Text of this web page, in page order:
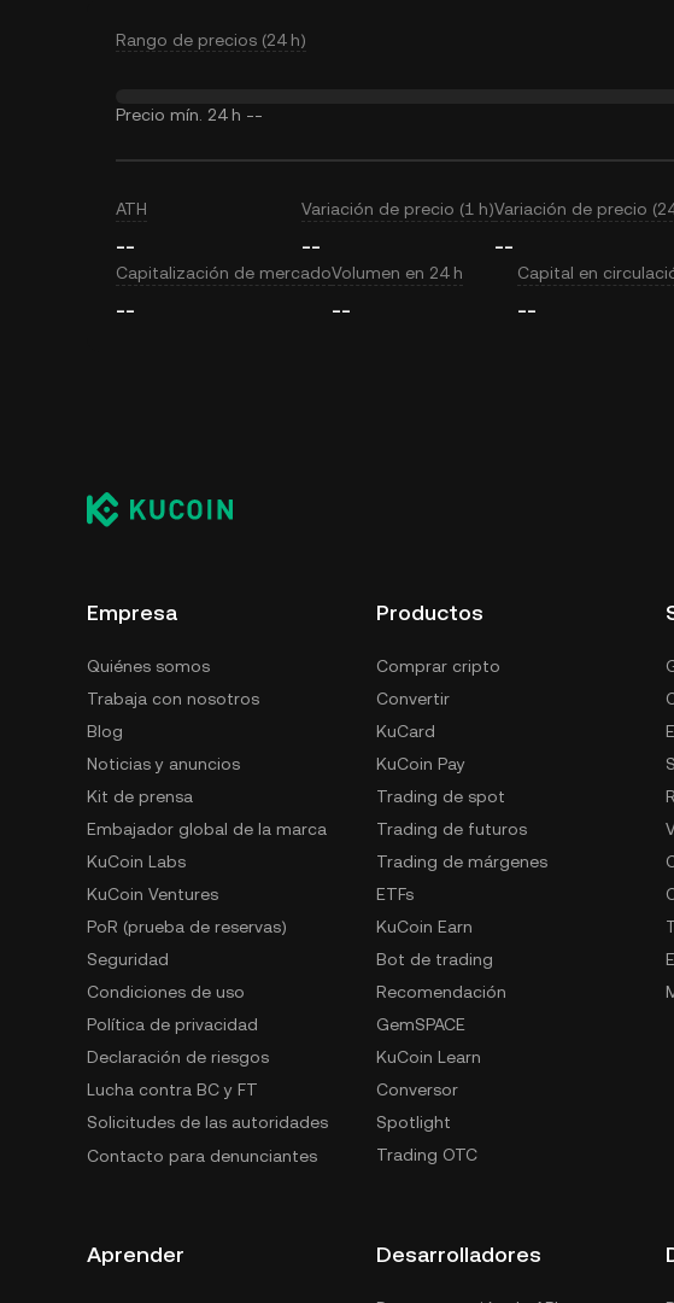
Rango de precios (24 h)
Precio mín. 24 h --
ATH
--
Variación de precio (1 h)
--
Variación de precio
--
Capitalización de mercado
--
Volumen en 24 h
--
Capital en
--
Empresa
Quiénes somos
Trabaja con nosotros
Blog
Noticias y anuncios
Kit de prensa
Embajador global de la marca
KuCoin Labs
KuCoin Ventures
PoR (prueba de reservas)
Seguridad
Condiciones de uso
Política de privacidad
Declaración de riesgos
Lucha contra BC y FT
Solicitudes de las autoridades
Contacto para denunciantes
Productos
Comprar cripto
Convertir
KuCard
KuCoin Pay
Trading de spot
Trading de futuros
Trading de márgenes
ETFs
KuCoin Earn
Bot de trading
Recomendación
GemSPACE
KuCoin Learn
Conversor
Spotlight
Trading OTC
Aprender Desarrolladores